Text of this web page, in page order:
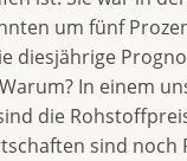
um fünf
diesjährige
In einem
die
sind noch